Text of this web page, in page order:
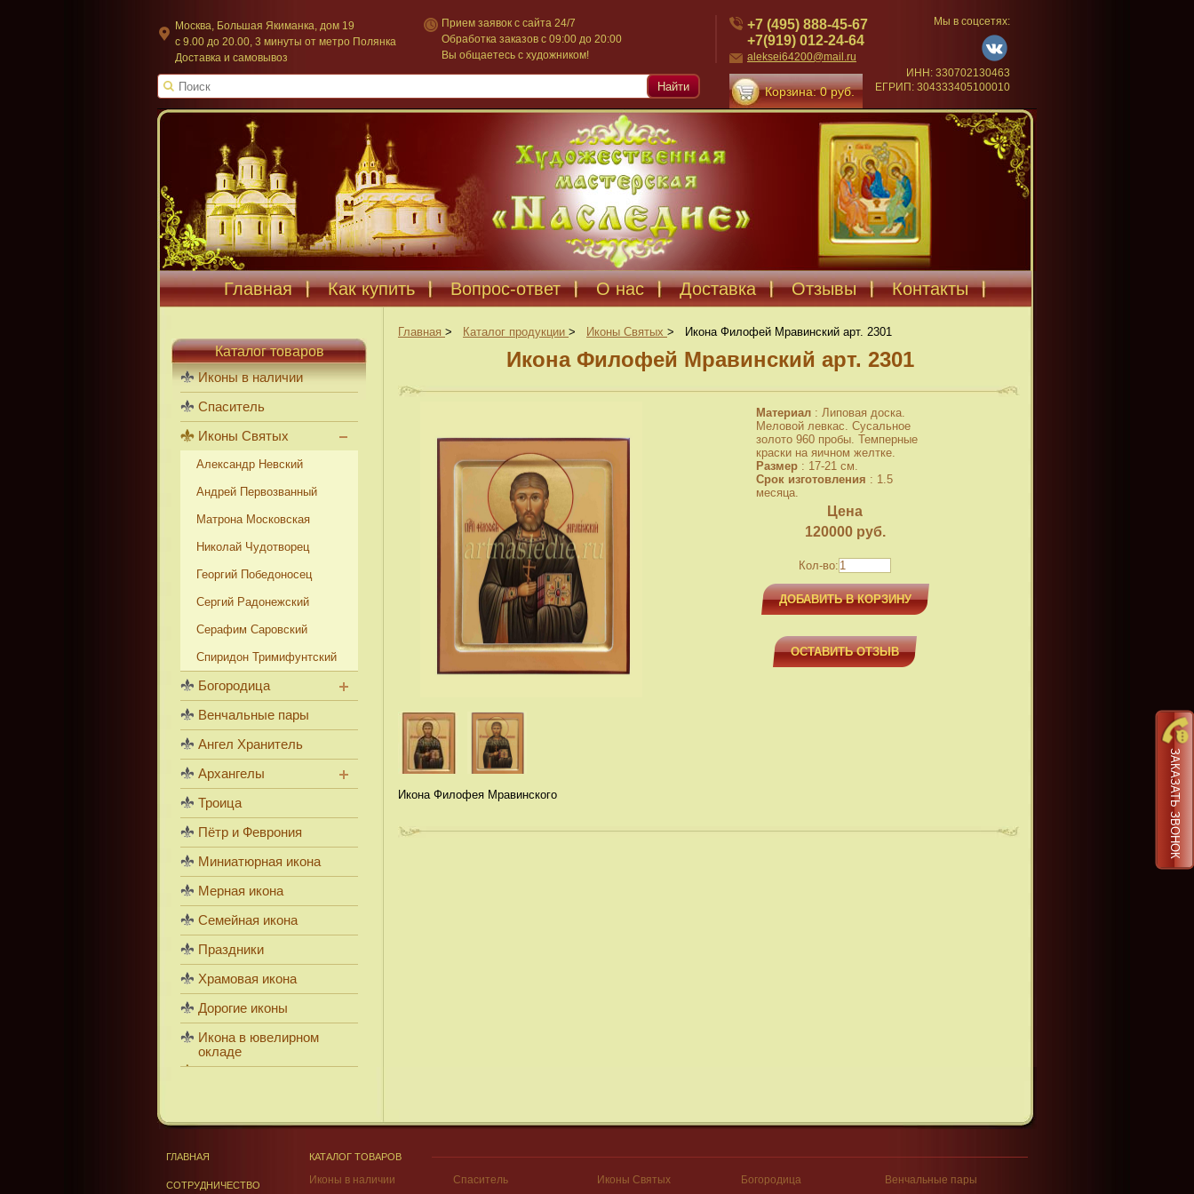
Москва, Большая Якиманка, дом 19
c 9.00 до 20.00, 3 минуты от метро Полянка
Доставка и самовывоз
Прием заявок с сайта 24/7
Обработка заказов с 09:00 до 20:00
Вы общаетесь с художником!
+7 (495) 888-45-67
+7(919) 012-24-64
aleksei64200@mail.ru
Корзина: 0 руб.
Мы в соцсетях:
ИНН: 330702130463
ЕГРИП: 304333405100010
Найти
Главная Как купить Вопрос-ответ О нас Доставка Отзывы Контакты
Главная > Каталог продукции > Иконы Святых > Икона Филофей Мравинский арт. 2301
Икона Филофей Мравинский арт. 2301
Материал : Липовая доска.
Меловой левкас. Сусальное
золото 960 пробы. Темперные
краски на яичном желтке.
Размер : 17-21 см.
Срок изготовления : 1.5
месяца.
Цена
120000руб.
Кол-во:
ДОБАВИТЬ В КОРЗИНУ
ОСТАВИТЬ ОТЗЫВ
Икона Филофея Мравинского
Каталог товаров
Иконы в наличии
Спаситель
Иконы Святых
Александр Невский
Андрей Первозванный
Матрона Московская
Николай Чудотворец
Георгий Победоносец
Сергий Радонежский
Серафим Саровский
Спиридон Тримифунтский
Богородица
Венчальные пары
Ангел Хранитель
Архангелы
Троица
Пётр и Феврония
Миниатюрная икона
Мерная икона
Семейная икона
Праздники
Храмовая икона
Дорогие иконы
Икона в ювелирном
окладе
ЗАКАЗАТЬ ЗВОНОК
ГЛАВНАЯ
СОТРУДНИЧЕСТВО
КАТАЛОГ ТОВАРОВ
Иконы в наличии Спаситель Иконы Святых Богородица Венчальные пары